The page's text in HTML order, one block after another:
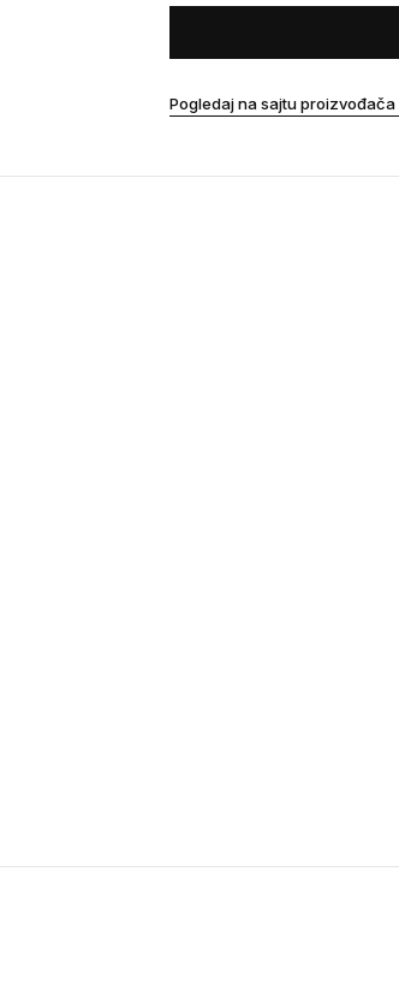
Pogledaj na sajtu proizvođača